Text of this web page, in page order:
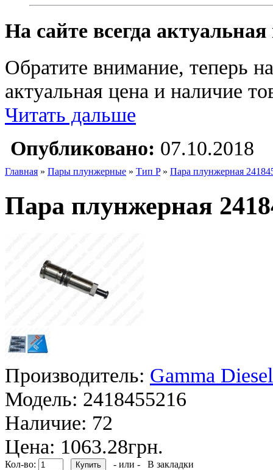
На сайте всегда
Обратите внимание, теперь
актуальная цена и наличие
Читать дальше
Опубликовано: 07.10.2018
Главная » Пары плунжерные » Тип P» Пара плунжерная
Пара плунжерная
Производитель: Gamma Diesel
Модель: 2418455216
Наличие: 72
Цена: 1063.28грн.
Кол-во: - или -
В закладки